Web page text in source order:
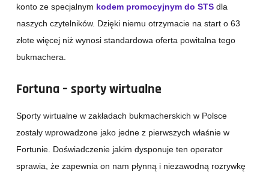
konto ze specjalnym kodem promocyjnym do STS dla
naszych czytelników. Dzięki niemu otrzymacie na start o 63
złote więcej niż wynosi standardowa oferta powitalna tego
bukmachera.
Fortuna – sporty wirtualne
Sporty wirtualne w zakładach bukmacherskich w Polsce
zostały wprowadzone jako jedne z pierwszych właśnie w
Fortunie. Doświadczenie jakim dysponuje ten operator
sprawia, że zapewnia on nam płynną i niezawodną rozrywkę